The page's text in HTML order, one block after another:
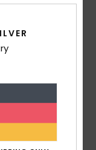
Verifizierter Kauf
: 5/5 Größe: